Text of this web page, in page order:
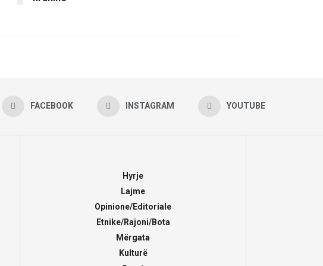
FACEBOOK INSTAGRAM YOUTUBE
Hyrje
Lajme
Opinione/Editoriale
Etnike/Rajoni/Bota
Mërgata
Kulturë